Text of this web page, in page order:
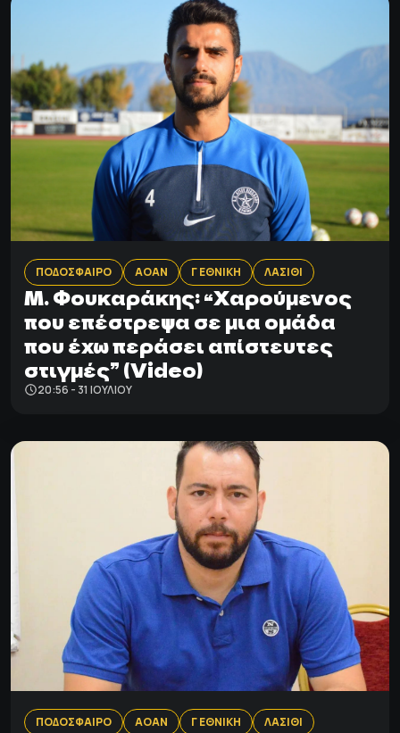
ΠΟΔΟΣΦΑΙΡΟ ΑΟΑΝ Γ ΕΘΝΙΚΗ ΛΑΣΙΘΙ
M. Φουκαράκης: “Xαρούμενος
που επέστρεψα σε μια ομάδα
που έχω περάσει απίστευτες
στιγμές” (Video)
20:56 - 31 ΙΟΥΛΊΟΥ
ΠΟΔΟΣΦΑΙΡΟ ΑΟΑΝ Γ ΕΘΝΙΚΗ ΛΑΣΙΘΙ